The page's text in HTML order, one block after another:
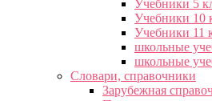
Учебники 5
Учебники 10
Учебники 11
школьные
школьные
Словари, справочники
Зарубежная